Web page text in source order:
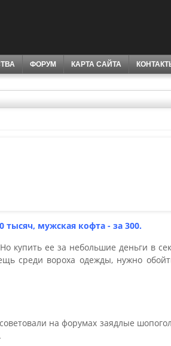
ФОРУМ КАРТА САЙТА
тысяч, мужская кофта - за 300.
купить ее за небольшие деньги в
среди вороха одежды, нужно
на форумах заядлые